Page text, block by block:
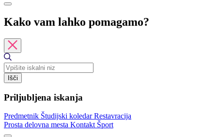
Kako vam lahko pomagamo?
Išči
Priljubljena iskanja
Predmetnik Študijski koledarRestavracija
Prosta delovna mesta Kontakt Šport